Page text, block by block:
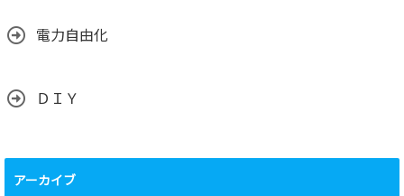
電力自由化
ＤＩＹ
アーカイブ